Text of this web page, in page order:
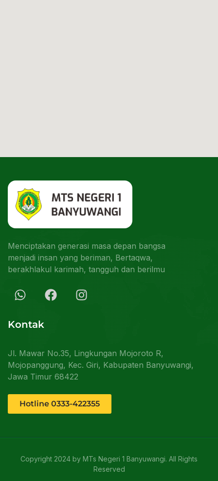
Menciptakan generasi masa depan bangsa
menjadi insan yang beriman, Bertaqwa,
berakhlakul karimah, tangguh dan berilmu
Kontak
Jl. Mawar No.35, Lingkungan Mojoroto R,
Mojopanggung, Kec. Giri, Kabupaten Banyuwangi,
Jawa Timur 68422
Hotline 0333-422355
Copyright 2024 by MTs Negeri 1 Banyuwangi. All Rights
Reserved